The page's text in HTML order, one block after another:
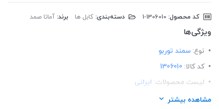
کد محصول: دسته‌بندی: کابل ها برند: آماتا صمد
ویژگی‌ها
نوع: سمند توربو
کد کالا: 1306010
لیست محصولات: ایرانی
برند:اماتا صمد
مشاهده بیشتر